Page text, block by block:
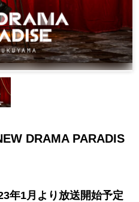
DRAMA PARADIS
年1月より放送開始予定